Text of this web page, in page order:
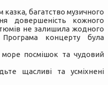
багатство музичного
довершеність кожного
не залишила жодного
концерту була
море посмішок та чудовий
щасливі та усміхнені